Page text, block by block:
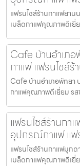
แฟรนไชส์ร้านกาแฟยาน
เมล็ดกาแฟคุณภาพดีเยี่
Cafe บ้านอำเภ
กาแฟ แฟรนไชส์ร้
Cafe บ้านอำเภอพัทยา
กาแฟคุณภาพดีเยี่ยม ร
แฟรนไชส์ร้านกา
อุปกรณ์กาแฟ แฟ
แฟรนไชส์ร้านกาแฟมุกด
เมล็ดกาแฟคุณภาพดีเยี่